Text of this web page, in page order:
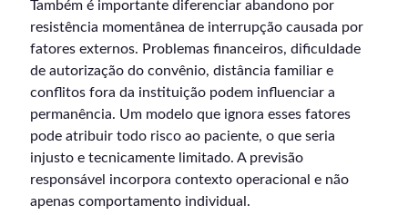
Também é importante diferenciar abandono por
resistência momentânea de interrupção causada por
fatores externos. Problemas financeiros, dificuldade
de autorização do convênio, distância familiar e
conflitos fora da instituição podem influenciar a
permanência. Um modelo que ignora esses fatores
pode atribuir todo risco ao paciente, o que seria
injusto e tecnicamente limitado. A previsão
responsável incorpora contexto operacional e não
apenas comportamento individual.